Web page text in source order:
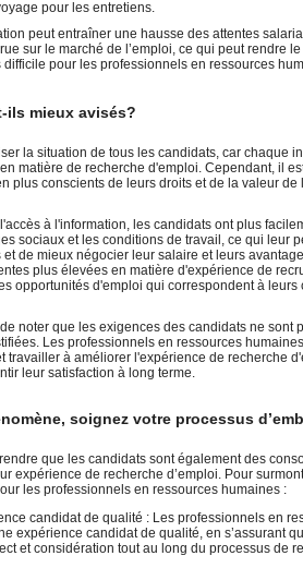
pour les entretiens.
peut entraîner une hausse des attentes
sur le marché de l’emploi, ce qui peut rendre
difficile pour les professionnels en ressources
ils mieux avisés?
la situation de tous les candidats, car chaque
matière de recherche d'emploi. Cependant, il
plus conscients de leurs droits et de la valeur
à l'information, les candidats ont plus
sociaux et les conditions de travail, ce qui leur
de mieux négocier leur salaire et leurs
plus élevées en matière d'expérience de
opportunités d'emploi qui correspondent à leurs
noter que les exigences des candidats ne sont
Les professionnels en ressources
travailler à améliorer l'expérience de recherche
leur satisfaction à long terme.
soignez votre processus
que les candidats sont également des
expérience de recherche d’emploi. Pour
les professionnels en ressources humaines :
candidat de qualité : Les professionnels en
expérience candidat de qualité, en s’assurant
et considération tout au long du processus de